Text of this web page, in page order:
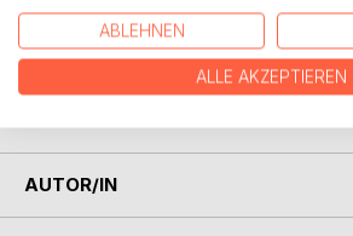
der merkwürdigen Witwe Lily, der
der hübschen Schwedin Ingrid - und
einen Einblick hinter die Fassade der
AUTOR/IN
ABLEHNEN
ALLE AKZEPTIEREN